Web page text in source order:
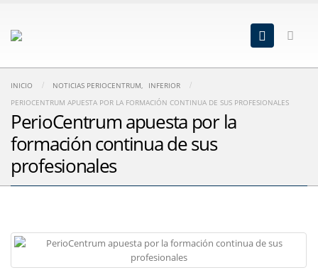
INICIO NOTICIAS PERIOCENTRUM,
INFERIOR
PERIOCENTRUM APUESTA POR LA FORMACIÓN CONTINUA DE SUS PROFESIONALES
PerioCentrum apuesta por la
formación continua de sus
profesionales